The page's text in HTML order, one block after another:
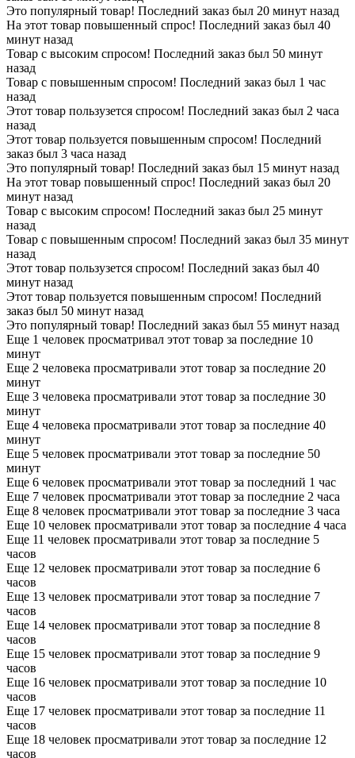
Это популярный товар! Последний заказ был 20 минут назад
На этот товар повышенный спрос! Последний заказ был 40
минут назад
Товар с высоким спросом! Последний заказ был 50 минут
назад
Товар с повышенным спросом! Последний заказ был 1 час
назад
Этот товар пользузется спросом! Последний заказ был 2 часа
назад
Этот товар пользуется повышенным спросом! Последний
заказ был 3 часа назад
Это популярный товар! Последний заказ был 15 минут назад
На этот товар повышенный спрос! Последний заказ был 20
минут назад
Товар с высоким спросом! Последний заказ был 25 минут
назад
Товар с повышенным спросом! Последний заказ был 35 минут
назад
Этот товар пользузется спросом! Последний заказ был 40
минут назад
Этот товар пользуется повышенным спросом! Последний
заказ был 50 минут назад
Это популярный товар! Последний заказ был 55 минут назад
Еще 1 человек просматривал этот товар за последние 10
минут
Еще 2 человека просматривали этот товар за последние 20
минут
Еще 3 человека просматривали этот товар за последние 30
минут
Еще 4 человека просматривали этот товар за последние 40
минут
Еще 5 человек просматривали этот товар за последние 50
минут
Еще 6 человек просматривали этот товар за последний 1 час
Еще 7 человек просматривали этот товар за последние 2 часа
Еще 8 человек просматривали этот товар за последние 3 часа
Еще 10 человек просматривали этот товар за последние 4 часа
Еще 11 человек просматривали этот товар за последние 5
часов
Еще 12 человек просматривали этот товар за последние 6
часов
Еще 13 человек просматривали этот товар за последние 7
часов
Еще 14 человек просматривали этот товар за последние 8
часов
Еще 15 человек просматривали этот товар за последние 9
часов
Еще 16 человек просматривали этот товар за последние 10
часов
Еще 17 человек просматривали этот товар за последние 11
часов
Еще 18 человек просматривали этот товар за последние 12
часов